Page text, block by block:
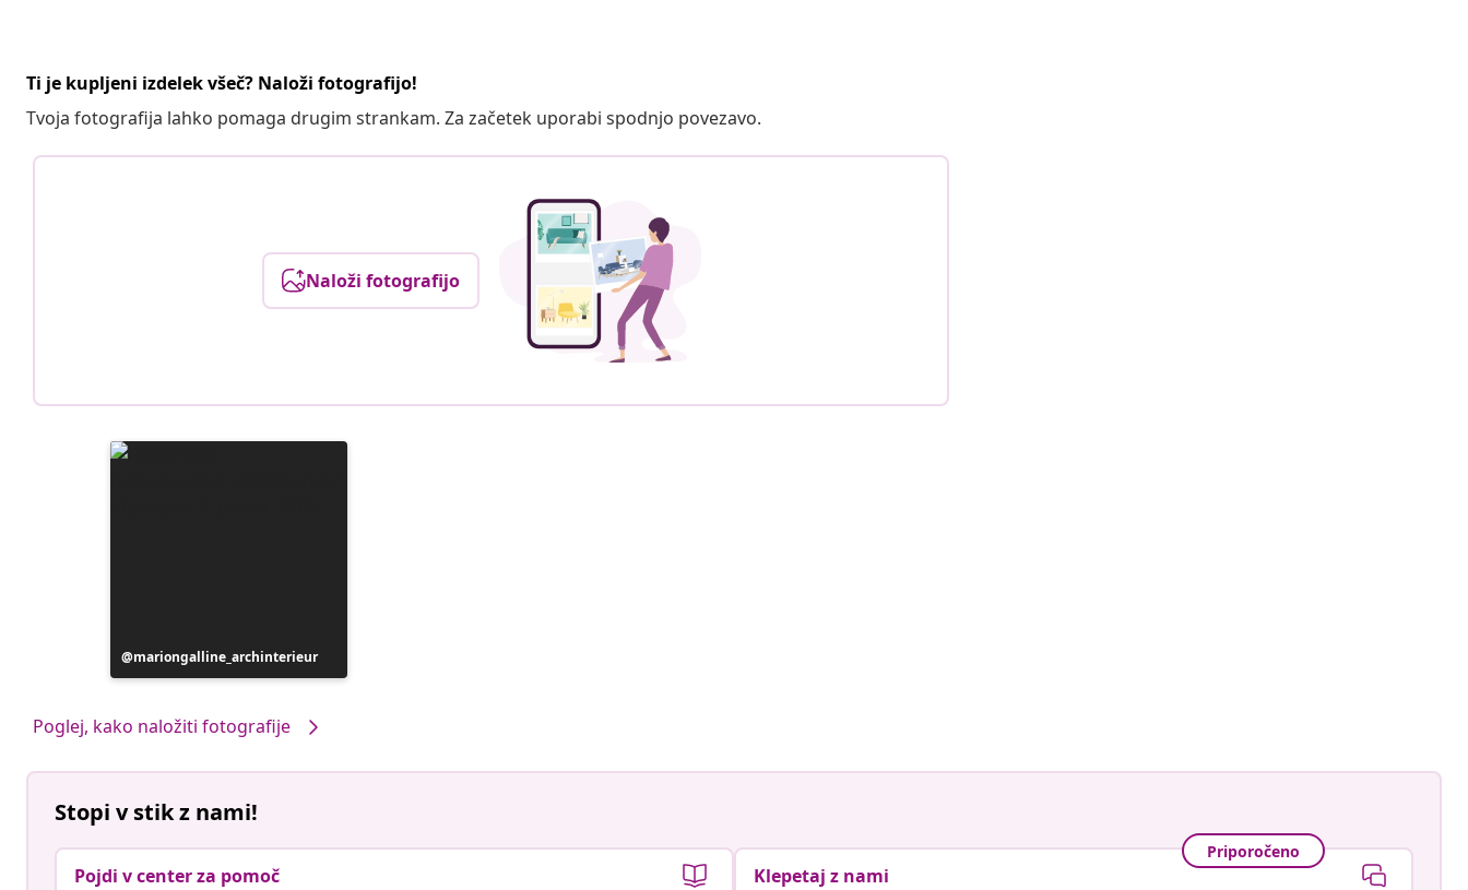
Ti je kupljeni izdelek všeč? Naloži fotografijo!
Tvoja fotografija lahko pomaga drugim strankam. Za začetek uporabi spodnjo povezavo.
Naloži fotografijo
Objavo
je
mariongalline_archinterieur
Poglej, kako naložiti fotografije
Stopi v stik z nami!
Pojdi v center za pomoč
Priporočeno
Klepetaj z nami